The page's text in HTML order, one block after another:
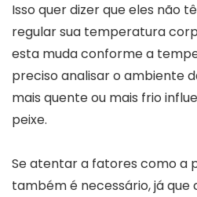
Isso quer dizer que eles não
regular sua temperatura
esta muda conforme a
preciso analisar o ambiente
mais quente ou mais frio
peixe.
Se atentar a fatores como a
também é necessário, já que